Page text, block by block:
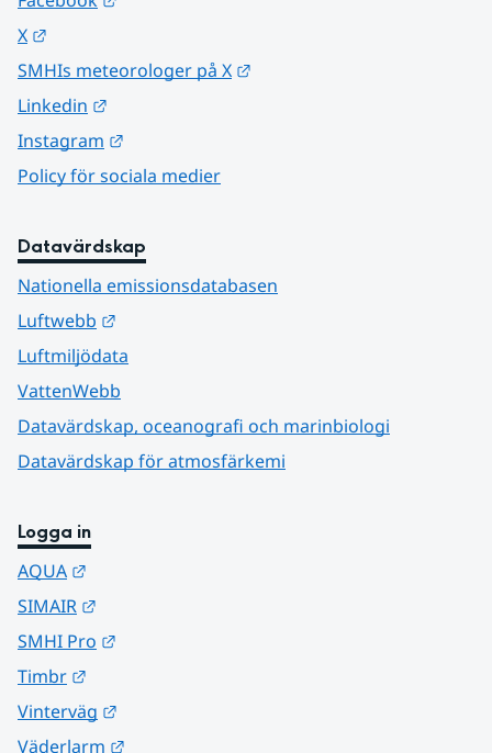
X
SMHIs meteorologer på X
Linkedin
Instagram
Policy för sociala medier
Datavärdskap
Nationella emissionsdatabasen
Luftwebb
Luftmiljödata
VattenWebb
Datavärdskap, oceanografi och marinbiologi
Datavärdskap för atmosfärkemi
Logga in
AQUA
SIMAIR
SMHI Pro
Timbr
Vinterväg
Väderlarm